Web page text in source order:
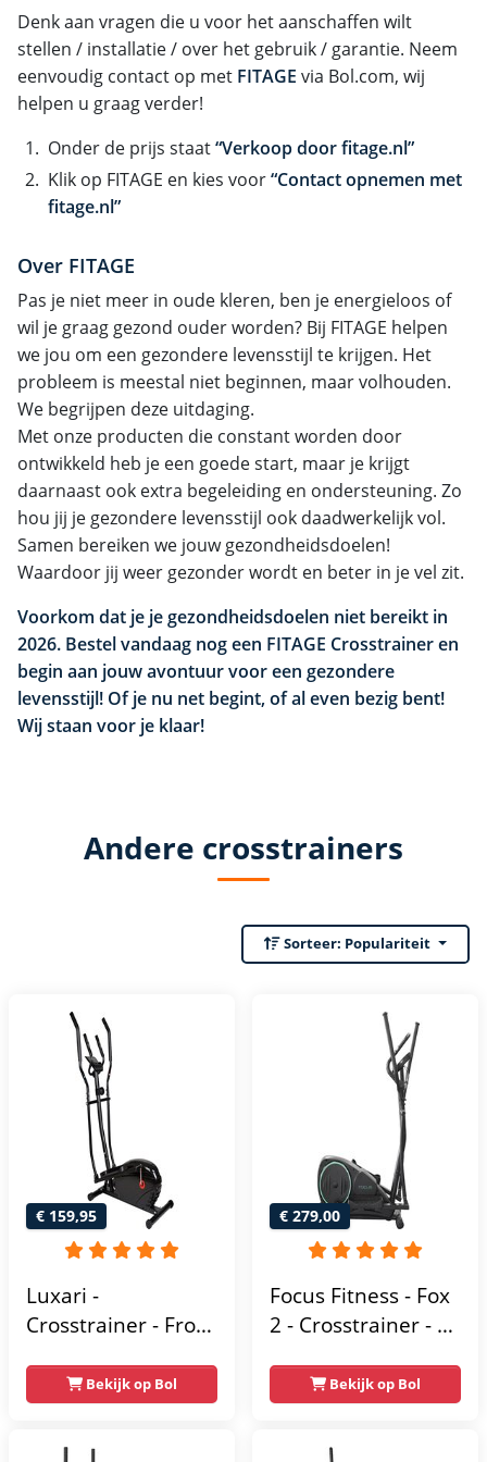
Denk aan vragen die u voor het aanschaffen wilt
stellen / installatie / over het gebruik / garantie. Neem
eenvoudig contact op met FITAGE via Bol.com, wij
helpen u graag verder!
Onder de prijs staat“Verkoop door fitage.nl”
Klik op FITAGE en kies voor“Contact opnemen met
fitage.nl”
Over FITAGE
Pas je niet meer in oude kleren, ben je energieloos of
wil je graag gezond ouder worden? Bij FITAGE helpen
we jou om een gezondere levensstijl te krijgen. Het
probleem is meestal niet beginnen, maar volhouden.
We begrijpen deze uitdaging.
Met onze producten die constant worden door
ontwikkeld heb je een goede start, maar je krijgt
daarnaast ook extra begeleiding en ondersteuning. Zo
hou jij je gezondere levensstijl ook daadwerkelijk vol.
Samen bereiken we jouw gezondheidsdoelen!
Waardoor jij weer gezonder wordt en beter in je vel zit.
Voorkom dat je je gezondheidsdoelen niet bereikt in
2026. Bestel vandaag nog een FITAGE Crosstrainer en
begin aan jouw avontuur voor een gezondere
levensstijl! Of je nu net begint, of al even bezig bent!
Wij staan voor je klaar!
Andere crosstrainers
Sorteer: Populariteit
€ 159,95
Luxari -
Crosstrainer - Front
hartslagfunctie en
tablethouder -
Elliptische Trainer -
Bekijk op Bol
€ 279,00
Focus Fitness - Fox
2 - Crosstrainer - 16
Weerstandsniveaus
Bekijk op Bol